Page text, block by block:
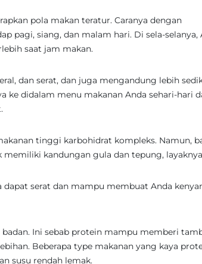
pola makan teratur. Caranya dengan
pagi, siang, dan malam hari. Di sela-selanya,
saat jam makan.
dan serat, dan juga mengandung lebih
ke didalam menu makanan Anda sehari-hari
tinggi karbohidrat kompleks. Namun,
kandungan gula dan tepung,
serat dan mampu membuat Anda
Ini sebab protein mampu memberi
Beberapa type makanan yang kaya
susu rendah lemak.